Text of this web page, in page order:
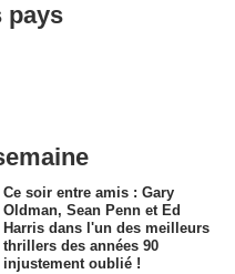
pays
Ce soir entre amis : Gary
Oldman, Sean Penn et Ed
Harris dans l'un des meilleurs
thrillers des années 90
injustement oublié !